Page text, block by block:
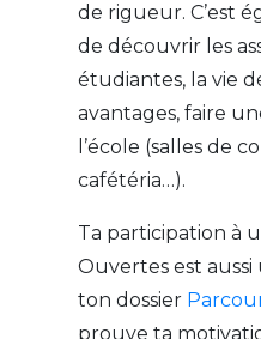
de rigueur. C’est
de découvrir les
étudiantes, la vie
avantages, faire
l’école (salles de
cafétéria…).
Ta participation à
Ouvertes est aussi
ton dossier
prouve ta